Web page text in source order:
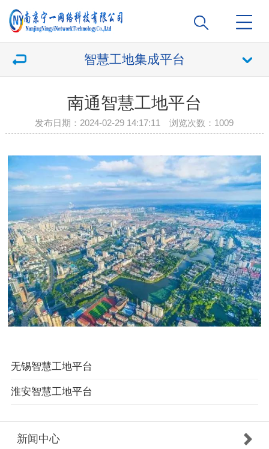
智慧工地集成平台
南通智慧工地平台
发布日期：2024-02-29 14:17:11 浏览次数： 1009
无锡智慧工地平台
淮安智慧工地平台
新闻中心